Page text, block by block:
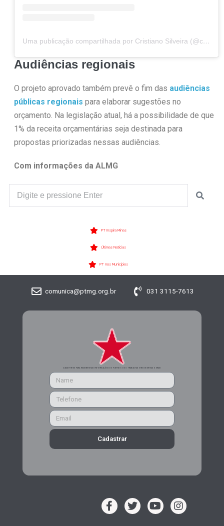
Uma publicação compartilhada por Cristiano Silveira (@cristianosilveiramg)
Audiências regionais
O projeto aprovado também prevê o fim das audiências
públicas regionais para elaborar sugestões no
orçamento. Na legislação atual, há a possibilidade de que
1% da receita orçamentárias seja destinada para
propostas priorizadas nessas audiências.
Com informações da ALMG
PT Inspira Minas
Últimas Notícias
PT nos Municípios
comunica@ptmg.org.br 031 3115-7613
CADASTRE-SE PARA RECEBER MAIS INFORMAÇÕES DO PARTIDO DOS TRABALHADORES DE MINAS GERAIS
Cadastrar